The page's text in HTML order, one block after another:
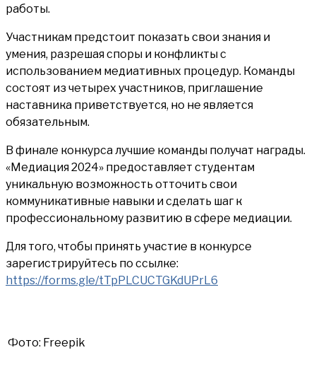
работы.
Участникам предстоит показать свои знания и
умения, разрешая споры и конфликты с
использованием медиативных процедур. Команды
состоят из четырех участников, приглашение
наставника приветствуется, но не является
обязательным.
В финале конкурса лучшие команды получат награды.
«Медиация 2024» предоставляет студентам
уникальную возможность отточить свои
коммуникативные навыки и сделать шаг к
профессиональному развитию в сфере медиации.
Для того, чтобы принять участие в конкурсе
зарегистрируйтесь по ссылке:
https://forms.gle/tTpPLCUCTGKdUPrL6
Фото: Freepik